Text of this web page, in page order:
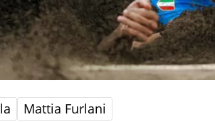
Mattia Furlani